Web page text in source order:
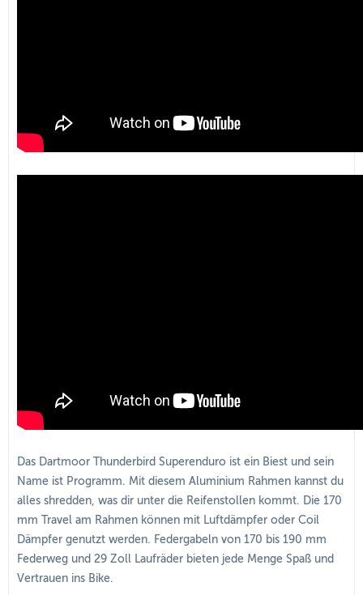
Das Dartmoor Thunderbird Superenduro ist ein Biest und sein
Name ist Programm. Mit diesem Aluminium Rahmen kannst du
alles shredden, was dir unter die Reifenstollen kommt. Die 170
mm Travel am Rahmen können mit Luftdämpfer oder Coil
Dämpfer genutzt werden. Federgabeln von 170 bis 190 mm
Federweg und 29 Zoll Laufräder bieten jede Menge Spaß und
Vertrauen ins Bike.